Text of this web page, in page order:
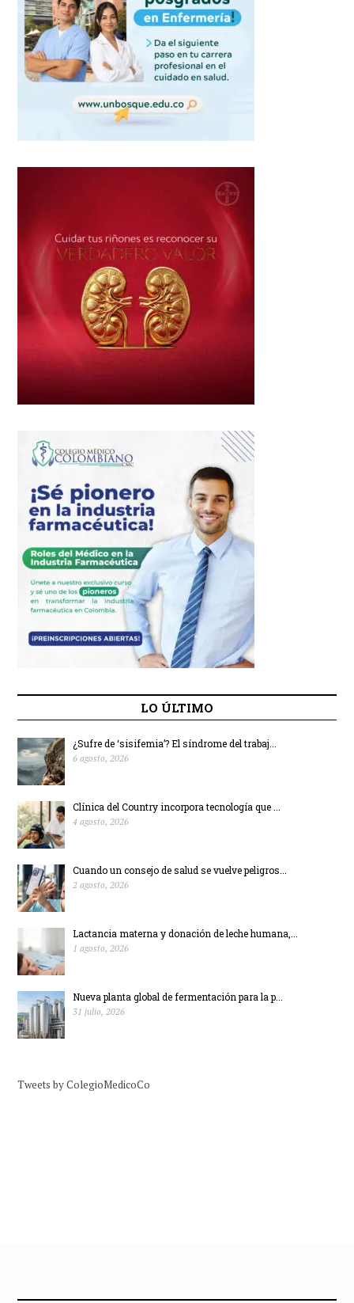
LO ÚLTIMO
¿Sufre de ‘sisifemia’? El síndrome del trabaj...
6 agosto, 2026
Clínica del Country incorpora tecnología que ...
4 agosto, 2026
Cuando un consejo de salud se vuelve peligros...
2 agosto, 2026
Lactancia materna y donación de leche humana,...
1 agosto, 2026
Nueva planta global de fermentación para la p...
31 julio, 2026
Tweets by ColegioMedicoCo